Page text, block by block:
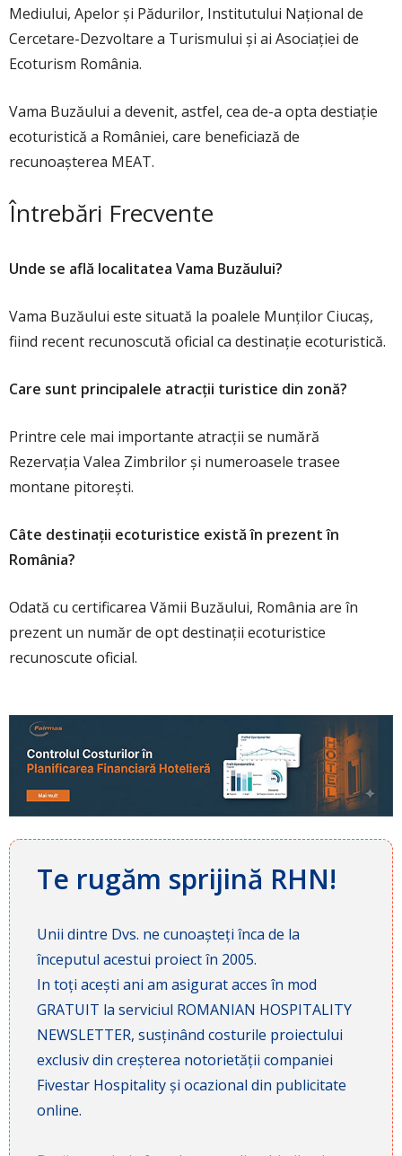
Mediului, Apelor și Pădurilor, Institutului Național de
Cercetare-Dezvoltare a Turismului și ai Asociației de
Ecoturism România.
Vama Buzăului a devenit, astfel, cea de-a opta destiație
ecoturistică a României, care beneficiază de
recunoașterea MEAT.
Întrebări Frecvente
Unde se află localitatea Vama Buzăului?
Vama Buzăului este situată la poalele Munților Ciucaș,
fiind recent recunoscută oficial ca destinație ecoturistică.
Care sunt principalele atracții turistice din zonă?
Printre cele mai importante atracții se numără
Rezervația Valea Zimbrilor și numeroasele trasee
montane pitorești.
Câte destinații ecoturistice există în prezent în
România?
Odată cu certificarea Vămii Buzăului, România are în
prezent un număr de opt destinații ecoturistice
recunoscute oficial.
Te rugăm sprijină RHN!
Unii dintre Dvs. ne cunoașteți înca de la
începutul acestui proiect în 2005.
In toți acești ani am asigurat acces în mod
GRATUIT la serviciul ROMANIAN HOSPITALITY
NEWSLETTER, susținând costurile proiectului
exclusiv din creșterea notorietății companiei
Fivestar Hospitality și ocazional din publicitate
online.